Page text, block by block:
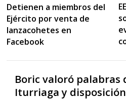
Detienen a miembros del
Ejército por venta de
lanzacohetes en
Facebook
Boric valoró palabras
Iturriaga y